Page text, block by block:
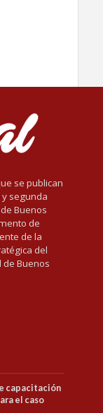
se publican
segunda
Buenos
de
de la
del
de Buenos
capacitación
el caso